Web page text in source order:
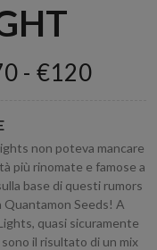
- €120
non poteva mancare
più rinomate e famose a
base di questi rumors
Quantamon Seeds! A
quasi sicuramente
il risultato di un mix